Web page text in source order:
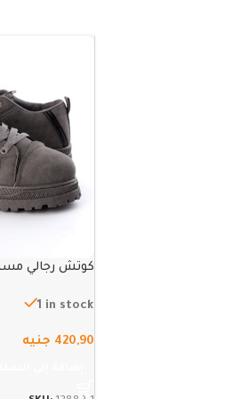
كوتش رجالي
1 in stock
420,90 جنيه